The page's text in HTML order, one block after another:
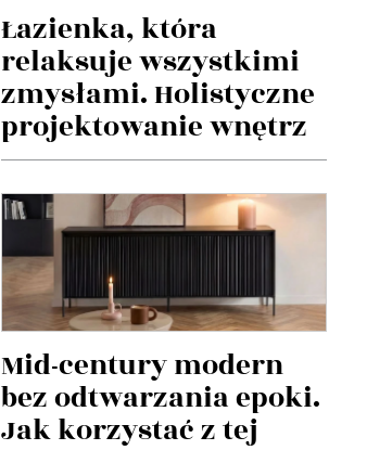
Łazienka, która
relaksuje wszystkimi
zmysłami. Holistyczne
projektowanie wnętrz
Mid-century modern
bez odtwarzania epoki.
Jak korzystać z tej